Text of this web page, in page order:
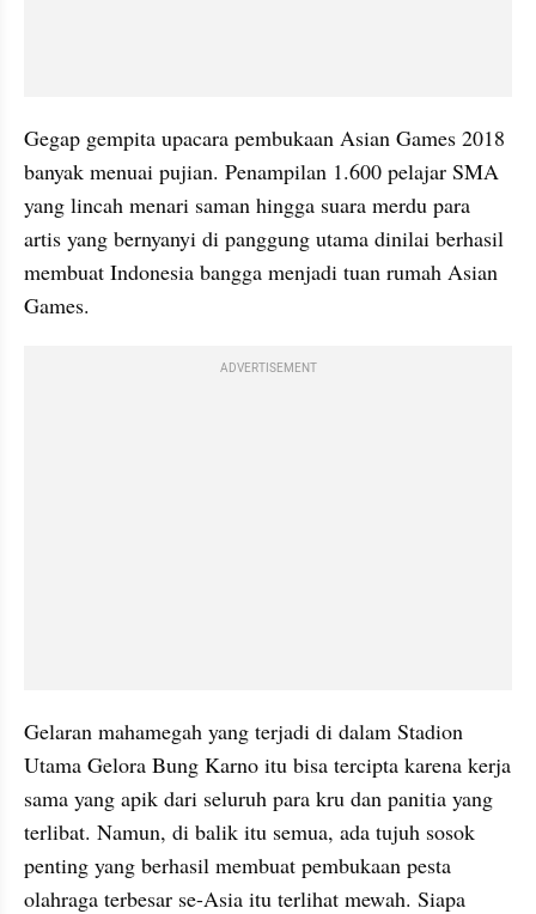
Gegap gempita upacara pembukaan Asian Games 2018
banyak menuai pujian. Penampilan 1.600 pelajar SMA
yang lincah menari saman hingga suara merdu para
artis yang bernyanyi di panggung utama dinilai berhasil
membuat Indonesia bangga menjadi tuan rumah Asian
Games.
ADVERTISEMENT
Gelaran mahamegah yang terjadi di dalam Stadion
Utama Gelora Bung Karno itu bisa tercipta karena kerja
sama yang apik dari seluruh para kru dan panitia yang
terlibat. Namun, di balik itu semua, ada tujuh sosok
penting yang berhasil membuat pembukaan pesta
olahraga terbesar se-Asia itu terlihat mewah. Siapa